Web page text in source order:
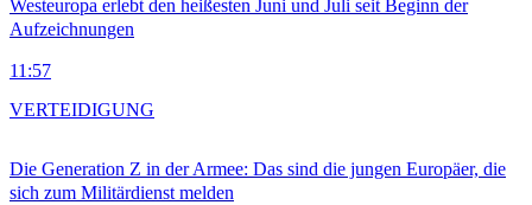
Westeuropa erlebt den heißesten Juni und Juli seit Beginn der
Aufzeichnungen
11:57
Die Generation Z in der Armee: Das sind die jungen Europäer, die
sich zum Militärdienst melden
VERTEIDIGUNG